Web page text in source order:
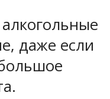
даже если